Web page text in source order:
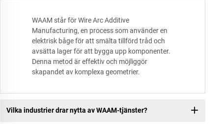
WAAM står för Wire Arc Additive
Manufacturing, en process som använder en
elektrisk båge för att smälta tillförd tråd och
avsätta lager för att bygga upp komponenter.
Denna metod är effektiv och möjliggör
skapandet av komplexa geometrier.
Vilka industrier drar nytta av WAAM-tjänster?